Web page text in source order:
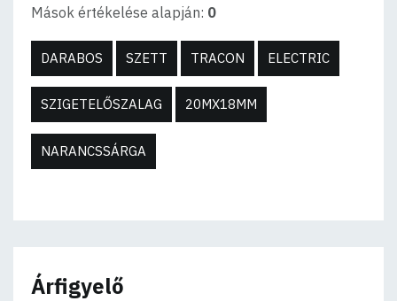
Mások értékelése alapján: 0
DARABOS SZETT TRACON ELECTRIC
SZIGETELŐSZALAG 20MX18MM
NARANCSSÁRGA
Árfigyelő